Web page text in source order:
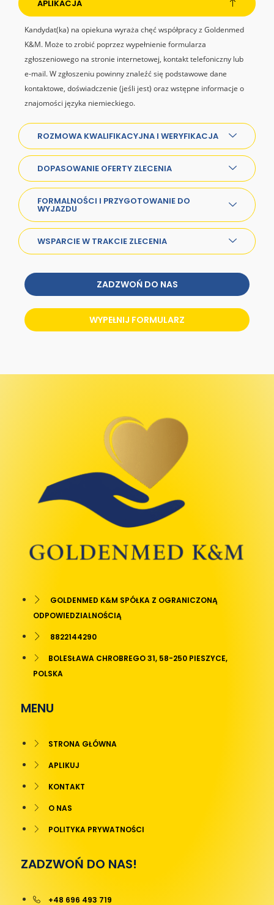
APLIKACJA
Kandydat(ka) na opiekuna wyraża chęć współpracy z Goldenmed
K&M. Może to zrobić poprzez wypełnienie formularza
zgłoszeniowego na stronie internetowej, kontakt telefoniczny lub
e-mail. W zgłoszeniu powinny znaleźć się podstawowe dane
kontaktowe, doświadczenie (jeśli jest) oraz wstępne informacje o
znajomości języka niemieckiego.
ROZMOWA KWALIFIKACYJNA I WERYFIKACJA
DOPASOWANIE OFERTY ZLECENIA
FORMALNOŚCI I PRZYGOTOWANIE DO
WYJAZDU
WSPARCIE W TRAKCIE ZLECENIA
ZADZWOŃ DO NAS
WYPEŁNIJ FORMULARZ
GOLDENMED K&M SPÓŁKA Z OGRANICZONĄ
ODPOWIEDZIALNOŚCIĄ
8822144290
BOLESŁAWA CHROBREGO 31, 58-250 PIESZYCE,
POLSKA
MENU
STRONA GŁÓWNA
APLIKUJ
KONTAKT
O NAS
POLITYKA PRYWATNOŚCI
ZADZWOŃ DO NAS!
+48 696 493 719